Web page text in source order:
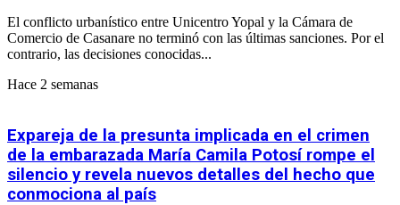
El conflicto urbanístico entre Unicentro Yopal y la Cámara de
Comercio de Casanare no terminó con las últimas sanciones. Por el
contrario, las decisiones conocidas...
Hace 2 semanas
Expareja de la presunta implicada en el crimen
de la embarazada María Camila Potosí rompe el
silencio y revela nuevos detalles del hecho que
conmociona al país